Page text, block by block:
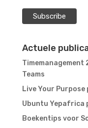
Actuele
Timemanagement
Teams
Live Your
Ubuntu Yepafrica
Boekentips voor